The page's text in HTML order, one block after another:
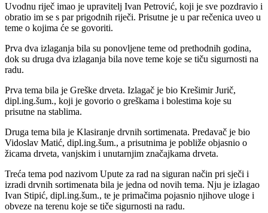
Uvodnu riječ imao je upravitelj Ivan Petrović, koji je sve pozdravio i
obratio im se s par prigodnih riječi. Prisutne je u par rečenica uveo u
teme o kojima će se govoriti.
Prva dva izlaganja bila su ponovljene teme od prethodnih godina,
dok su druga dva izlaganja bila nove teme koje se tiču sigurnosti na
radu.
Prva tema bila je Greške drveta. Izlagač je bio Krešimir Jurič,
dipl.ing.šum., koji je govorio o greškama i bolestima koje su
prisutne na stablima.
Druga tema bila je Klasiranje drvnih sortimenata. Predavač je bio
Vidoslav Matić, dipl.ing.šum., a prisutnima je pobliže objasnio o
žicama drveta, vanjskim i unutarnjim značajkama drveta.
Treća tema pod nazivom Upute za rad na siguran način pri sječi i
izradi drvnih sortimenata bila je jedna od novih tema. Nju je izlagao
Ivan Stipić, dipl.ing.šum., te je primačima pojasnio njihove uloge i
obveze na terenu koje se tiče sigurnosti na radu.